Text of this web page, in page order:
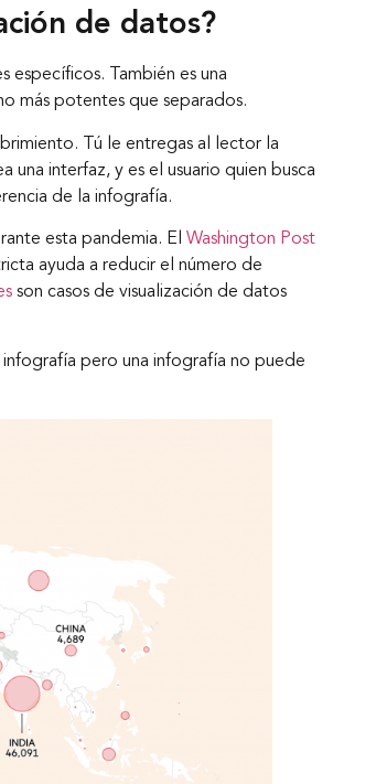
Nosotros
servicios
de datos?
específicos. También es una
más potentes que separados.
Tú le entregas al lector la
interfaz, y es el usuario quien busca
de la infografía.
esta pandemia. El Washington Post
ayuda a reducir el número de
son casos de visualización de datos
pero una infografía no puede